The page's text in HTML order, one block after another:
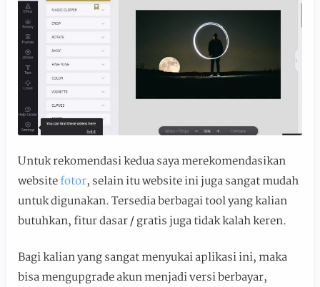
Untuk rekomendasi kedua saya merekomendasikan
websitefotor, selain itu website ini juga sangat mudah
untuk digunakan. Tersedia berbagai tool yang kalian
butuhkan, fitur dasar / gratis juga tidak kalah keren.
Bagi kalian yang sangat menyukai aplikasi ini, maka
bisa mengupgrade akun menjadi versi berbayar,